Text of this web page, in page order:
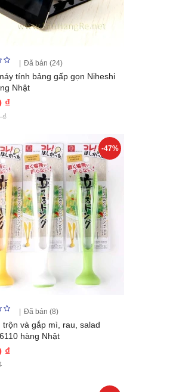
Đã bán (24)
tính bảng gấp gọn Niheshi
Nhật
₫
₫
-47%
Đã bán (8)
trộn và gắp mì, rau, salad
hàng Nhật
₫